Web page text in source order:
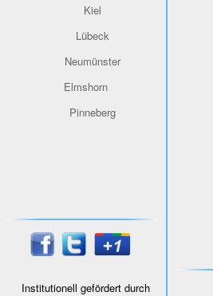
Kiel
Lübeck
Neumünster
Elmshorn
Pinneberg
Institutionell gefördert durch